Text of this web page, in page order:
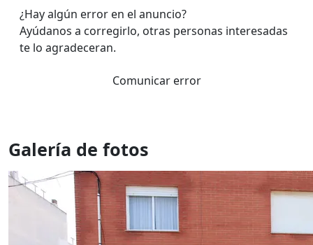
¿Hay algún error en el anuncio?
Ayúdanos a corregirlo, otras personas interesadas
te lo agradeceran.
Comunicar error
Galería de fotos